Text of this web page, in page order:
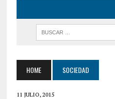
HOME SOCIEDAD
11 JULIO, 2015